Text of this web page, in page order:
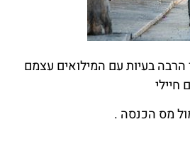
בעיות עם המילואים עצמם
מס הכנסה .